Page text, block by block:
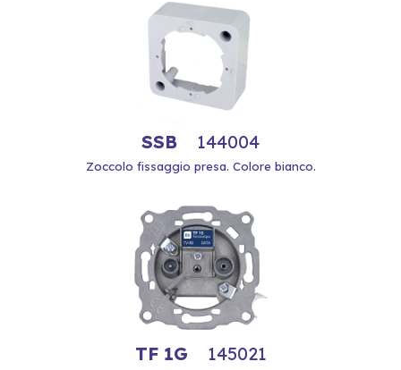
SSB 144004
Zoccolo fissaggio presa. Colore bianco.
TF 1G 145021